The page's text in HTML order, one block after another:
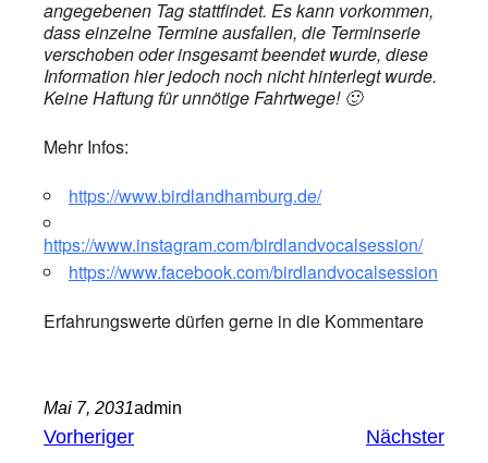
angegebenen Tag stattfindet. Es kann vorkommen,
dass einzelne Termine ausfallen, die Terminserie
verschoben oder insgesamt beendet wurde, diese
Information hier jedoch noch nicht hinterlegt wurde.
Keine Haftung für unnötige Fahrtwege! 🙂
Mehr Infos:
https://www.birdlandhamburg.de/
https://www.instagram.com/birdlandvocalsession/
https://www.facebook.com/birdlandvocalsession
Erfahrungswerte dürfen gerne in die Kommentare
Mai 7, 2031admin
Vorheriger Nächster